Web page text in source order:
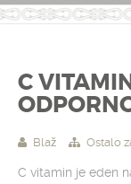
C
Blaž Ostalo
C vitamin je eden